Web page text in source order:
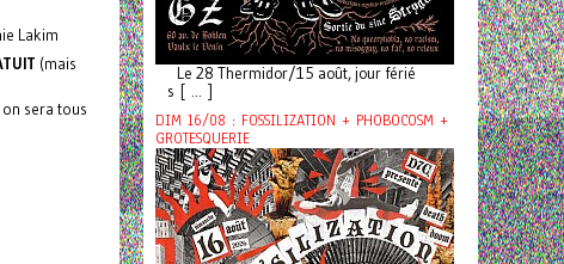
Lakim
(mais
sera tous
Le 28 Thermidor/15 août, jour férié
s [ ... ]
DIM 16/08 : FOSSILIZATION + PHOBOCOSM +
GROTESQUERIE